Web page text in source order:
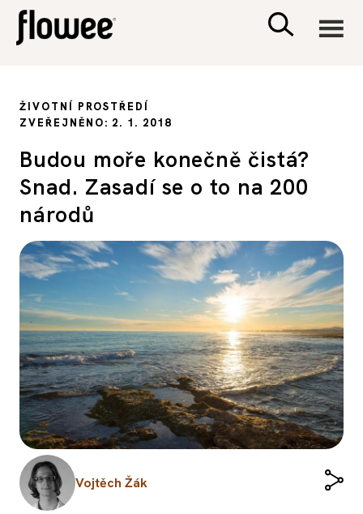
PSYCHOLOGIE
SEX A VZTAHY
PORADNA
ŽIVOTNÍ PROSTŘEDÍ
ZVEŘEJNĚNO: 2. 1. 2018
Budou moře konečně čistá?
Snad. Zasadí se o to na 200
národů
Vojtěch Žák